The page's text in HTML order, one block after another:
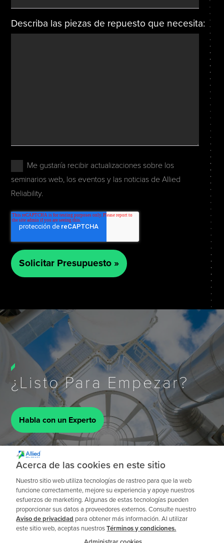
Describa las piezas de repuesto que necesita:
Me gustaría recibir actualizaciones sobre los
seminarios web, los eventos y las noticias de Allied
Reliability.
¿Listo Para Empezar?
Habla con un Experto
Acerca de las cookies en este sitio
Nuestro sitio web utiliza tecnologías de rastreo para que la web
funcione correctamente, mejore su experiencia y apoye nuestros
esfuerzos de marketing. Algunas de estas tecnologías pueden
proporcionar sus datos a proveedores externos. Consulte nuestro
Aviso de privacidad para obtener más información. Al utilizar
este sitio web, aceptas nuestrosTérminos y condiciones.